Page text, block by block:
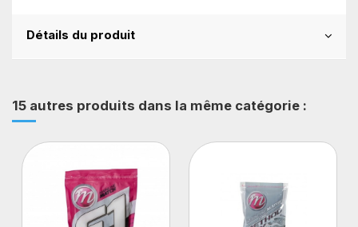
Détails du produit
15 autres produits dans la même catégorie :